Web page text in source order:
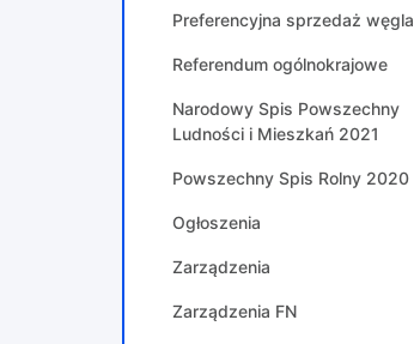
Preferencyjna sprzedaż węgla
Referendum ogólnokrajowe
Narodowy Spis Powszechny
Ludności i Mieszkań 2021
Powszechny Spis Rolny 2020
Ogłoszenia
Zarządzenia
Zarządzenia FN